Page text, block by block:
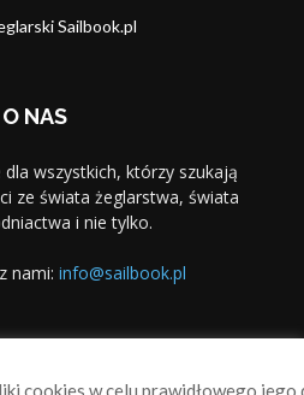
O NAS
wszystkich, którzy szukają
ze świata żeglarstwa, świata
i nie tylko.
nami: info@sailbook.pl
cookies w celu prawidłowego